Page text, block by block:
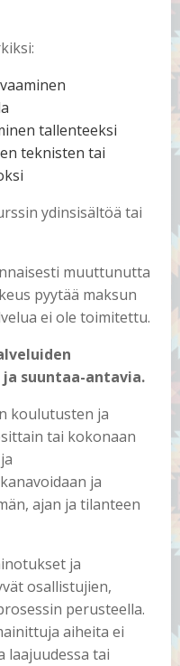
tallenteeksi
teknisten tai
ydinsisältöä tai
muuttunutta
pyytää maksun
ei ole toimitettu.
suuntaa-antavia.
koulutusten ja
tai kokonaan
ja
ajan ja tilanteen
ja
osallistujien,
perusteella.
aiheita ei
laajuudessa tai